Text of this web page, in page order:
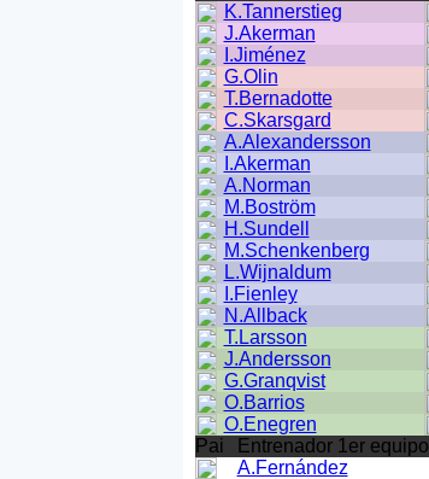
K.Tannerstieg
J.Akerman
I.Jiménez
G.Olin
T.Bernadotte
C.Skarsgard
A.Alexandersson
I.Akerman
A.Norman
M.Boström
H.Sundell
M.Schenkenberg
L.Wijnaldum
I.Fienley
N.Allback
T.Larsson
J.Andersson
G.Granqvist
O.Barrios
O.Enegren
Pai
Entrenador 1er equipo
A.Fernández